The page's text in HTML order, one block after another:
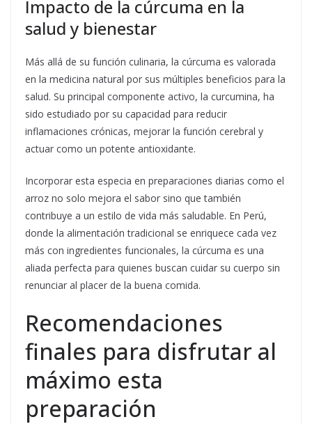
Impacto de la cúrcuma en la
salud y bienestar
Más allá de su función culinaria, la cúrcuma es valorada
en la medicina natural por sus múltiples beneficios para la
salud. Su principal componente activo, la curcumina, ha
sido estudiado por su capacidad para reducir
inflamaciones crónicas, mejorar la función cerebral y
actuar como un potente antioxidante.
Incorporar esta especia en preparaciones diarias como el
arroz no solo mejora el sabor sino que también
contribuye a un estilo de vida más saludable. En Perú,
donde la alimentación tradicional se enriquece cada vez
más con ingredientes funcionales, la cúrcuma es una
aliada perfecta para quienes buscan cuidar su cuerpo sin
renunciar al placer de la buena comida.
Recomendaciones
finales para disfrutar al
máximo esta
preparación